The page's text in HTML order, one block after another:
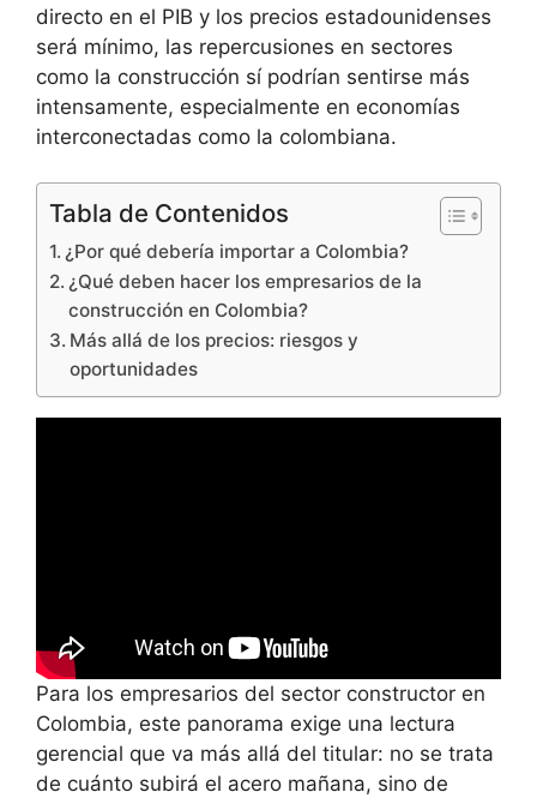
directo en el PIB y los precios estadounidenses
será mínimo, las repercusiones en sectores
como la construcción sí podrían sentirse más
intensamente, especialmente en economías
interconectadas como la colombiana.
Tabla de Contenidos
¿Por qué debería importar a Colombia?
¿Qué deben hacer los empresarios de la
construcción en Colombia?
Más allá de los precios: riesgos y
oportunidades
Para los empresarios del sector constructor en
Colombia, este panorama exige una lectura
gerencial que va más allá del titular: no se trata
de cuánto subirá el acero mañana, sino de